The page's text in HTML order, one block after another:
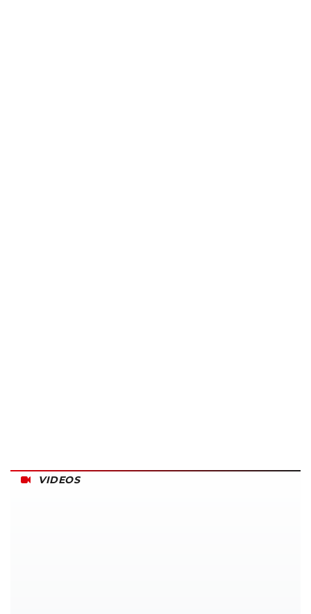
VIDEOS